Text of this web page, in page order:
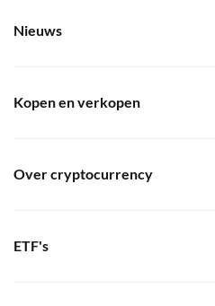
Nieuws
Kopen en verkopen
Over cryptocurrency
ETF's